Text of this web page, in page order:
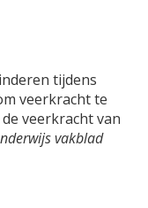
tijdens
veerkracht te
veerkracht van
vakblad